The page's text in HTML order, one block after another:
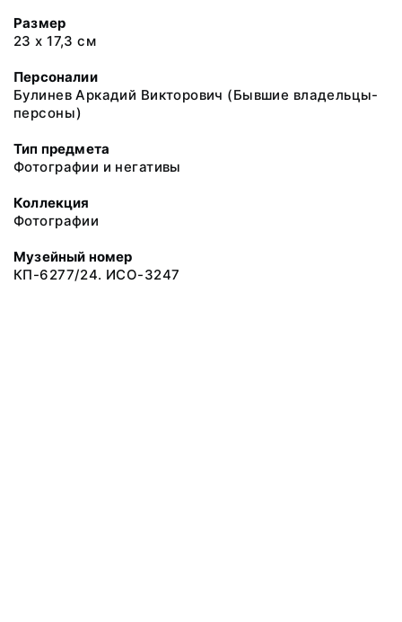
Размер
23 х 17,3 см
Персоналии
Булинев Аркадий Викторович (Бывшие владельцы-
персоны)
Тип предмета
Фотографии и негативы
Коллекция
Фотографии
Музейный номер
КП-6277/24. ИСО-3247